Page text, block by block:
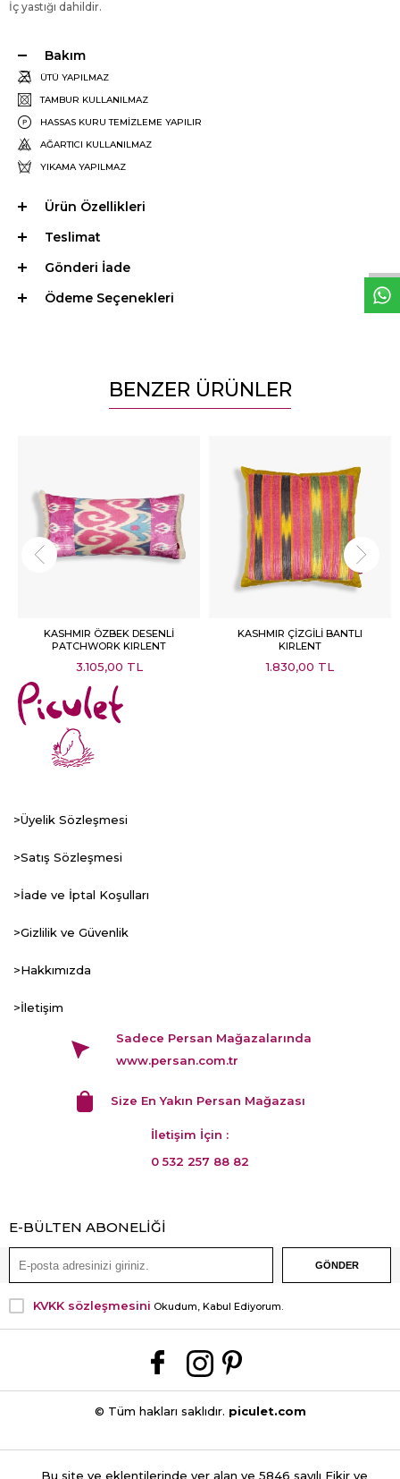
İç yastığı dahildir.
Bakım
ÜTÜ YAPILMAZ
TAMBUR KULLANILMAZ
HASSAS KURU TEMİZLEME YAPILIR
AĞARTICI KULLANILMAZ
YIKAMA YAPILMAZ
Ürün Özellikleri
Teslimat
Gönderi İade
Ödeme Seçenekleri
BENZER ÜRÜNLER
KASHMIR ÖZBEK DESENLİ
PATCHWORK KIRLENT
3.105,00 TL
KASHMIR ÇİZGİLİ BANTLI
KIRLENT
1.830,00 TL
>Üyelik Sözleşmesi
>Satış Sözleşmesi
>İade ve İptal Koşulları
>Gizlilik ve Güvenlik
>Hakkımızda
>İletişim
Sadece Persan Mağazalarında
www.persan.com.tr
Size En Yakın Persan Mağazası
İletişim İçin :
0 532 257 88 82
E-BÜLTEN ABONELİĞİ
KVKK sözleşmesini Okudum, Kabul Ediyorum.
© Tüm hakları saklıdır. piculet.com
Bu site ve eklentilerinde yer alan ve 5846 sayılı Fikir ve